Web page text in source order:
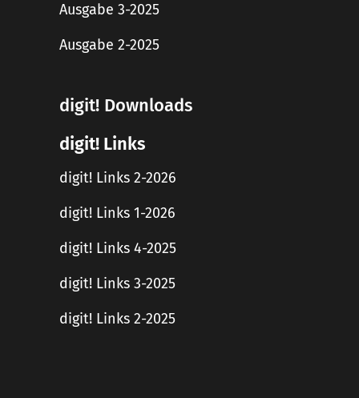
Ausgabe 3-2025
Ausgabe 2-2025
digit! Downloads
digit! Links
digit! Links 2-2026
digit! Links 1-2026
digit! Links 4-2025
digit! Links 3-2025
digit! Links 2-2025